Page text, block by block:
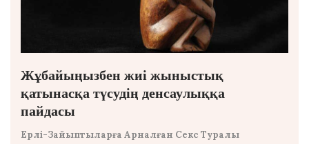
Жұбайыңызбен жиі жыныстық
қатынасқа түсудің денсаулыққа
пайдасы
Ерлі-Зайыптыларға Арналған Секс Туралы